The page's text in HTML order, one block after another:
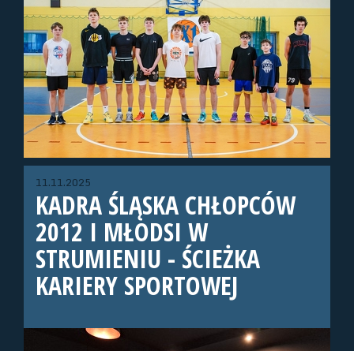
11.11.2025
KADRA ŚLĄSKA CHŁOPCÓW
2012 I MŁODSI W
STRUMIENIU - ŚCIEŻKA
KARIERY SPORTOWEJ